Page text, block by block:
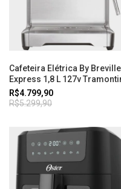
Cafeteira Elétrica By Breville
Express 1,8 L 127v
R$4.799,90
R$5.299,90